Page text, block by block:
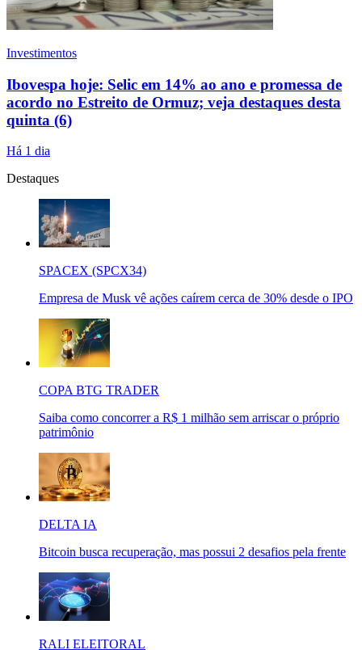
Investimentos
Ibovespa hoje: Selic em 14% ao ano e promessa de
acordo no Estreito de Ormuz; veja destaques desta
quinta (6)
Há 1 dia
Destaques
SPACEX (SPCX34)
Empresa de Musk vê ações caírem cerca de 30% desde o IPO
COPA BTG TRADER
Saiba como concorrer a R$ 1 milhão sem arriscar o próprio
patrimônio
DELTA IA
Bitcoin busca recuperação, mas possui 2 desafios pela frente
RALI ELEITORAL